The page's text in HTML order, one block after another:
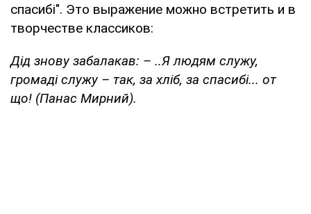
спасибі". Это выражение можно встретить и в
творчестве классиков:
Дід знову забалакав: – ..Я людям служу,
громаді служу – так, за хліб, за спасибі... от
що! (Панас Мирний).